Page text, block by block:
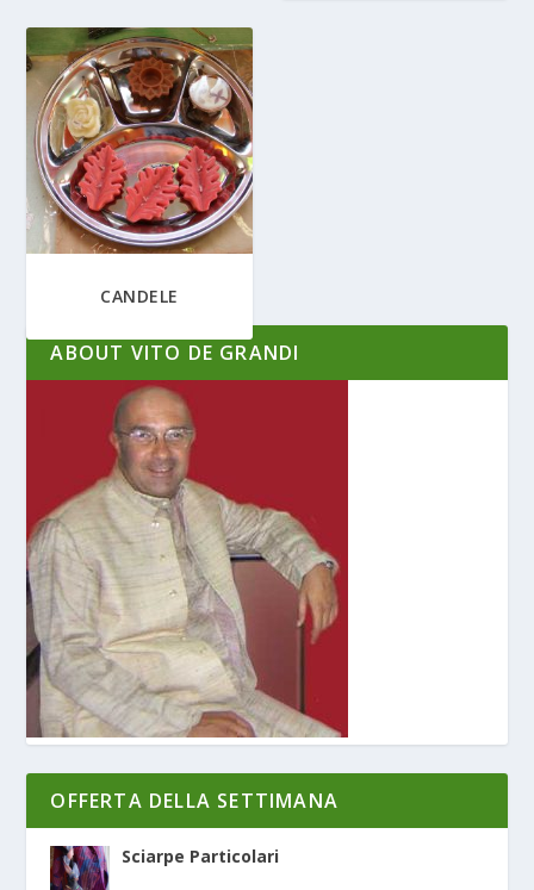
CANDELE
ABOUT VITO DE GRANDI
OFFERTA DELLA SETTIMANA
Sciarpe Particolari